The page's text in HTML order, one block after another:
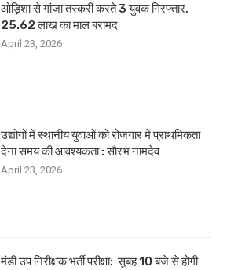
ओड़िशा से गांजा तस्करी करते 3 युवक गिरफ्तार,
25.62 लाख का माल बरामद
April 23, 2026
उद्योगों में स्थानीय युवाओं को रोजगार में प्राथमिकता
देना समय की आवश्यकता : सौरभ नामदेव
April 23, 2026
मंडी उप निरीक्षक भर्ती परीक्षा: सुबह 10 बजे से होगी